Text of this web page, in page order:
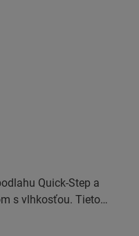
Quick-Step a
s vlhkosťou. Tieto
štýlový a prírodný